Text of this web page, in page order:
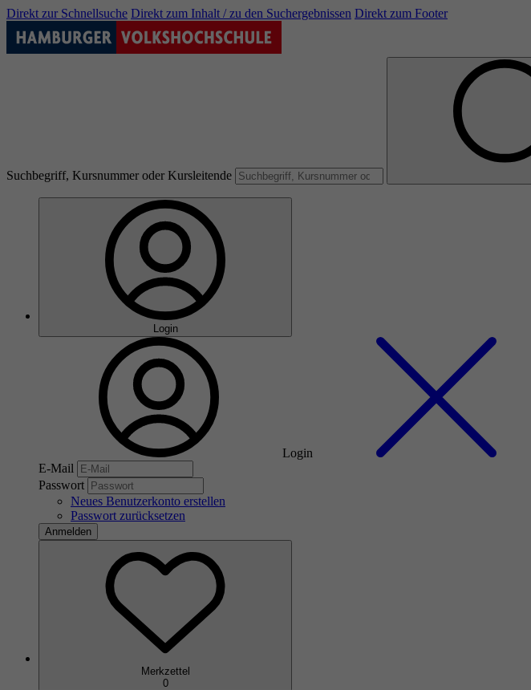
Direkt zur Schnellsuche Direkt zum Inhalt / zu den Suchergebnissen Direkt zum Footer
Suchbegriff, Kursnummer oder Kursleitende
Login
Login
E-Mail
Passwort
Neues Benutzerkonto erstellen
Passwort zurücksetzen
Anmelden
Merkzettel
0